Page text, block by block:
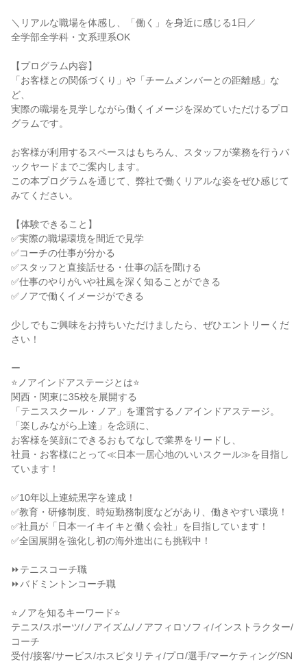
＼リアルな職場を体感し、「働く」を身近に感じる1日／
全学部全学科・文系理系OK
【プログラム内容】
「お客様との関係づくり」や「チームメンバーとの距離感」な
ど、
実際の職場を見学しながら働くイメージを深めていただけるプロ
グラムです。
お客様が利用するスペースはもちろん、スタッフが業務を行うバ
ックヤードまでご案内します。
この本プログラムを通じて、弊社で働くリアルな姿をぜひ感じて
みてください。
【体験できること】
✅実際の職場環境を間近で見学
✅コーチの仕事が分かる
✅スタッフと直接話せる・仕事の話を聞ける
✅仕事のやりがいや社風を深く知ることができる
✅ノアで働くイメージができる
少しでもご興味をお持ちいただけましたら、ぜひエントリーくだ
さい！
ー
⭐ノアインドアステージとは⭐
関西・関東に35校を展開する
「テニススクール・ノア」を運営するノアインドアステージ。
「楽しみながら上達」を念頭に、
お客様を笑顔にできるおもてなしで業界をリードし、
社員・お客様にとって≪日本一居心地のいいスクール≫を目指し
ています！
✅10年以上連続黒字を達成！
✅教育・研修制度、時短勤務制度などがあり、働きやすい環境！
✅社員が「日本一イキイキと働く会社」を目指しています！
✅全国展開を強化し初の海外進出にも挑戦中！
⏩テニスコーチ職
⏩バドミントンコーチ職
⭐ノアを知るキーワード⭐
テニス/スポーツ/ノアイズム/ノアフィロソフィ/インストラクター/
コーチ
受付/接客/サービス/ホスピタリティ/プロ/選手/マーケティング/SN